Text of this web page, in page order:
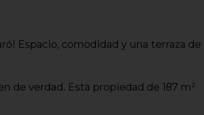
Espacio, comodidad y una terraza de
de verdad. Esta propiedad de 187 m²
para quienes sueñan con una vida